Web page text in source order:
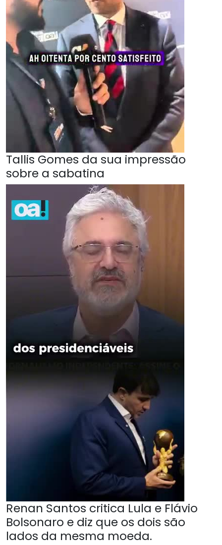
Tallis Gomes da sua impressão
sobre a sabatina
Renan Santos critica Lula e Flávio
Bolsonaro e diz que os dois são
lados da mesma moeda.